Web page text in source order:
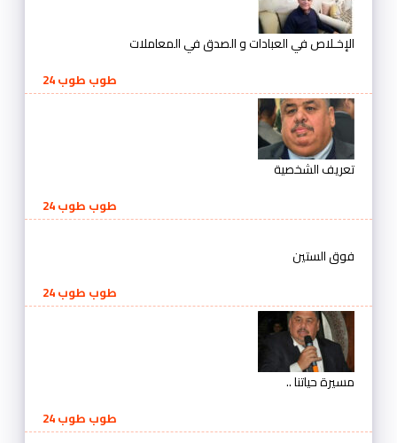
الإخـلاص في العبادات و الصدق في المعاملات
طوب طوب 24
تعريف الشخصية
طوب طوب 24
فوق الستين
طوب طوب 24
مسيرة حياتنا ..
طوب طوب 24